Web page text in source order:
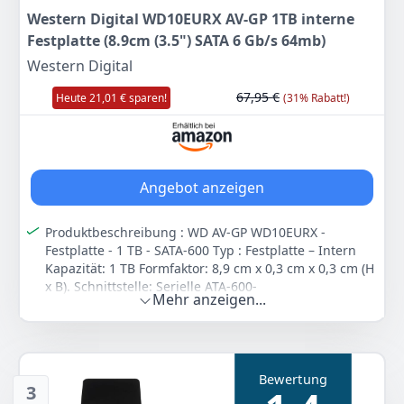
übertragen oder klonen
Farbe Hersteller Gewicht
BarraCuda
117
Western Digital WD10EURX AV-GP 1TB interne
Festplatte (8.9cm (3.5") SATA 6 Gb/s 64mb)
Western Digital
Heute 21,01 € sparen! 67,95 € (31% Rabatt!)
Angebot anzeigen
Produktbeschreibung : WD AV-GP WD10EURX -
Festplatte - 1 TB - SATA-600 Typ : Festplatte – Intern
Kapazität: 1 TB Formfaktor: 8,9 cm x 0,3 cm x 0,3 cm (H
x B). Schnittstelle: Serielle ATA-600-
Datenübertragungsrate: 600 MBps Puffergröße: 64
MB Eigenschaften: Native Command Queuing (NCQ),
SilkStream, IntelliPark, IntelliPower, GreenPower-
Technologie, Advanced Format-Techno
logie Maße (B x T x H): 10,2 x 14,7 x 2,6 cm. Gewicht:
Mehr anzeigen...
3
Bewertung